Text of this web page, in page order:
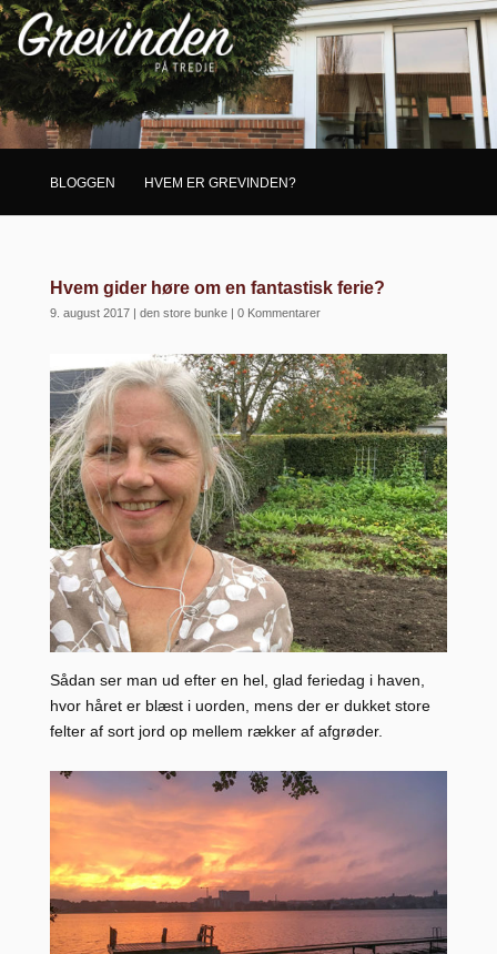
BLOGGEN HVEM ER GREVINDEN?
Hvem gider høre om en fantastisk ferie?
9. august 2017| den store bunke| 0 Kommentarer
Sådan ser man ud efter en hel, glad feriedag i haven,
hvor håret er blæst i uorden, mens der er dukket store
felter af sort jord op mellem rækker af afgrøder.